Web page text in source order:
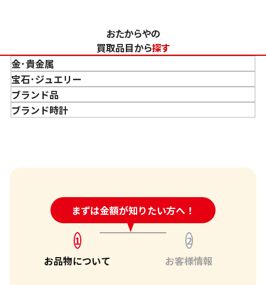
参考買取価格
参考買取価格
おたからやの
買取品目から探す
金･貴金属
金 買取
金のインゴット 買取
金のアクセサリー 買取
金のブローチ 買取
金の仏像 買取
金杯 買取
金貨･銀貨 買取
大判･小判 買取
宝石･ジュエリー
宝石･ジュエリー買取
ダイヤモンド 買取
オパール 買取
翡翠 買取
パライバトルマリン 買取
ブランド品
バッグ･小物 買取
カルティエ 買取
ブルガリ 買取
ハリー･ウィンストン 買取
ヴァンクリーフ&
グッチ 買取
ブランド時計
フィリップ 買取
カルティエ 買取
エルメス 買取
タグ・ホイヤー 買取
まずは金額が知りたい方へ！
24時間受付中!問い合わせフォーム
1
お品物について
2
お客様情報